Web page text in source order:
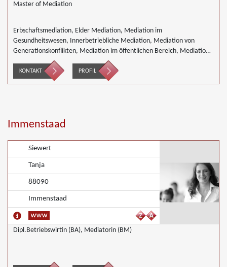
Master of Mediation
Erbschaftsmediation, Elder Mediation, Mediation im
Gesundheitswesen, Innerbetriebliche Mediation, Mediation von
Generationskonflikten, Mediation im öffentlichen Bereich, Mediation
bei Team- und Gruppenkonflikten, Nachbarschaftsmediation,
Schulmediation, Wirtschaftsmediation
KONTAKT PROFIL
Immenstaad
Siewert
Tanja
88090
Immenstaad
Dipl.Betriebswirtin (BA), Mediatorin (BM)